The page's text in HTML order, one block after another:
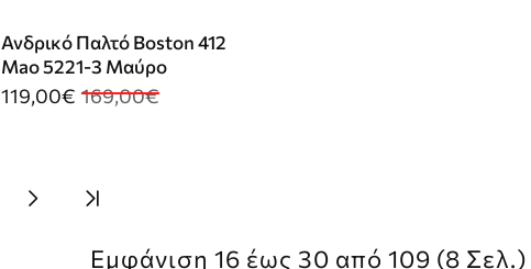
Ανδρικό Παλτό Boston 412
Mao 5221-3 Μαύρο
119,00€ 169,00€
Εμφάνιση 16 έως 30 από 109 (8 Σελ.)